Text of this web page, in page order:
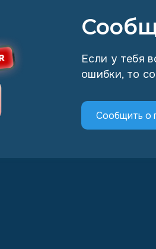
Если у тебя
ошибки, то
Сообщить о